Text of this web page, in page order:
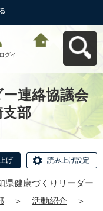
グイ
連絡協議会
部
げ 読み上げ設定
県健康づくりリーダー
＞ 活動紹介
＞